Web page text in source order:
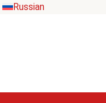
Russian